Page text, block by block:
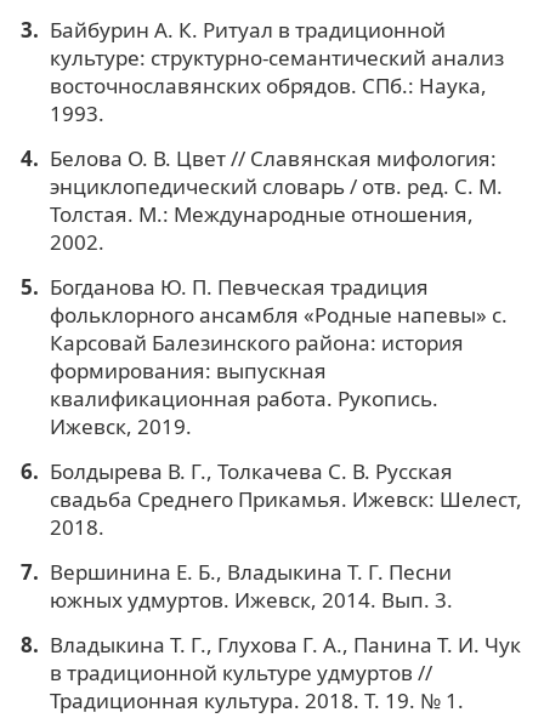
Байбурин А. К. Ритуал в традиционной
культуре: структурно-семантический анализ
восточнославянских обрядов. СПб.: Наука,
1993.
Белова О. В. Цвет // Славянская мифология:
энциклопедический словарь / отв. ред. С. М.
Толстая. М.: Международные отношения,
2002.
Богданова Ю. П. Певческая традиция
фольклорного ансамбля «Родные напевы» с.
Карсовай Балезинского района: история
формирования: выпускная
квалификационная работа. Рукопись.
Ижевск, 2019.
Болдырева В. Г., Толкачева С. В. Русская
свадьба Среднего Прикамья. Ижевск: Шелест,
2018.
Вершинина Е. Б., Владыкина Т. Г. Песни
южных удмуртов. Ижевск, 2014. Вып. 3.
Владыкина Т. Г., Глухова Г. А., Панина Т. И. Чук
в традиционной культуре удмуртов //
Традиционная культура. 2018. Т. 19. № 1.